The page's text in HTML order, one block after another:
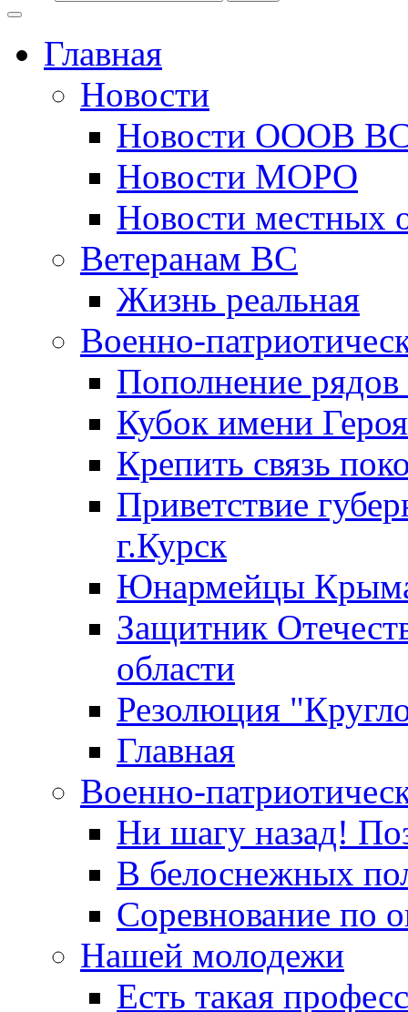
Главная
Новости
Новости ОООВ
Новости МОРО
Новости местных
Ветеранам ВС
Жизнь реальная
Военно-
Пополнение
Кубок имени
Крепить связь
Приветствие
г.Курск
Юнармейцы
Защитник
области
Резолюция
Главная
Военно-
Ни шагу назад!
В белоснежных
Соревнование по
Нашей молодежи
Есть такая